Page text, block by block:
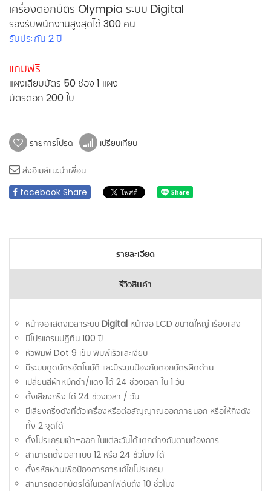
เครื่องตอกบัตร Olympia ระบบ Digital
รองรับพนักงานสูงสุดได้ 300 คน
รับประกัน 2 ปี
แถมฟรี
แผงเสียบบัตร 50 ช่อง 1 แผง
บัตรตอก 200 ใบ
รายการโปรด เปรียบเทียบ
ส่งอีเมล์แนะนำเพื่อน
facebook Share
รายละเอียด
รีวิวสินค้า
หน้าจอแสดงเวลาระบบ Digital หน้าจอ LCD ขนาดใหญ่ เรืองแสง
มีโปรแกรมปฎิทิน 100 ปี
หัวพิมพ์ Dot 9 เข็ม พิมพ์เร็วและเงียบ
มีระบบดูดบัตรอัตโนมัติ และมีระบบป้องกันตอกบัตรผิดด้าน
เปลี่ยนสีผ้าหมึกดำ/แดง ได้ 24 ช่วงเวลา ใน 1 วัน
ตั้งเสียงกริ่ง ได้ 24 ช่วงเวลา / วัน
มีเสียงกริ่งดังที่ตัวเครื่องหรือต่อสัญญาณออกภายนอก หรือให้กิ่งดัง
ทั้ง 2 จุดได้
ตั้งโปรแกรมเข้า-ออก ในแต่ละวันได้แตกต่างกันตามต้องการ
สามารถตั้งเวลาแบบ 12 หรือ 24 ชั่วโมง ได้
ตั้งรหัสผ่านเพื่อป้องการการแก้ไขโปรแกรม
สามารถตอกบัตรได้ในเวลาไฟดับถึง 10 ชั่วโมง